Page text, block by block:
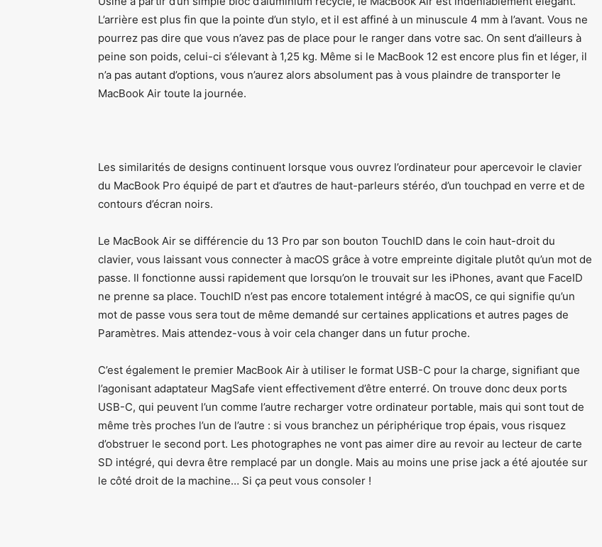
L’arrière est plus fin que la pointe d’un stylo, et il est affiné à un minuscule 4 mm à l’avant. Vous ne
pourrez pas dire que vous n’avez pas de place pour le ranger dans votre sac. On sent d’ailleurs à
peine son poids, celui-ci s’élevant à 1,25 kg. Même si le MacBook 12 est encore plus fin et léger, il
n’a pas autant d’options, vous n’aurez alors absolument pas à vous plaindre de transporter le
MacBook Air toute la journée.
Les similarités de designs continuent lorsque vous ouvrez l’ordinateur pour apercevoir le clavier
du MacBook Pro équipé de part et d’autres de haut-parleurs stéréo, d’un touchpad en verre et de
contours d’écran noirs.
Le MacBook Air se différencie du 13 Pro par son bouton TouchID dans le coin haut-droit du
clavier, vous laissant vous connecter à macOS grâce à votre empreinte digitale plutôt qu’un mot de
passe. Il fonctionne aussi rapidement que lorsqu’on le trouvait sur les iPhones, avant que FaceID
ne prenne sa place. TouchID n’est pas encore totalement intégré à macOS, ce qui signifie qu’un
mot de passe vous sera tout de même demandé sur certaines applications et autres pages de
Paramètres. Mais attendez-vous à voir cela changer dans un futur proche.
C’est également le premier MacBook Air à utiliser le format USB-C pour la charge, signifiant que
l’agonisant adaptateur MagSafe vient effectivement d’être enterré. On trouve donc deux ports
USB-C, qui peuvent l’un comme l’autre recharger votre ordinateur portable, mais qui sont tout de
même très proches l’un de l’autre : si vous branchez un périphérique trop épais, vous risquez
d’obstruer le second port. Les photographes ne vont pas aimer dire au revoir au lecteur de carte
SD intégré, qui devra être remplacé par un dongle. Mais au moins une prise jack a été ajoutée sur
le côté droit de la machine… Si ça peut vous consoler !